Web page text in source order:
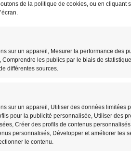
de la politique de cookies, ou en cliquant
sur un appareil, Mesurer la performance des
les publics par le biais de
différentes sources.
sur un appareil, Utiliser des données limitées
pour la publicité personnalisée, Utiliser des
Créer des profils de contenus
personnalisés, Développer et améliorer les
le contenu.
compartiments. Vous trouverez
petits objets ainsi qu’une poche
Grâce à sa bandoulière
personnalisée,en bandoulière
sac banane remplace aisément
permettant de rester légère et